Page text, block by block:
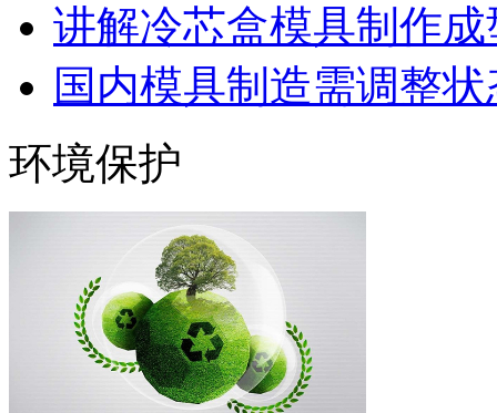
讲解冷芯盒模具制作
国内模具制造需调整
环境保护